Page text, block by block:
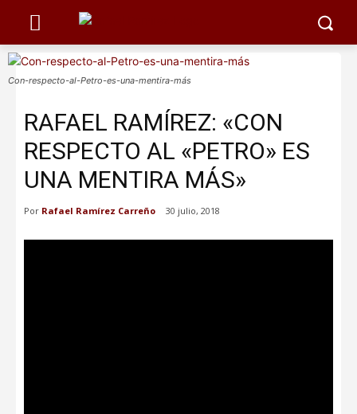
Con-respecto-al-Petro-es-una-mentira-más
RAFAEL RAMÍREZ: «CON
RESPECTO AL «PETRO» ES
UNA MENTIRA MÁS»
Por Rafael Ramírez Carreño 30 julio, 2018